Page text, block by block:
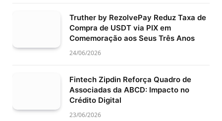
Truther by RezolvePay Reduz Taxa de
Compra de USDT via PIX em
Comemoração aos Seus Três Anos
24/06/2026
Fintech Zipdin Reforça Quadro de
Associadas da ABCD: Impacto no
Crédito Digital
23/06/2026